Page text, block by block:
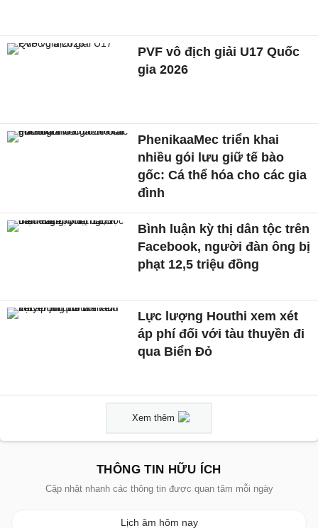
PVF vô địch giải U17 Quốc
gia 2026
PhenikaaMec triển khai
nhiều gói lưu giữ tế bào
gốc: Cá thể hóa cho các gia
đình
Bình luận kỳ thị dân tộc trên
Facebook, người đàn ông bị
phạt 12,5 triệu đồng
Lực lượng Houthi xem xét
áp phí đối với tàu thuyền đi
qua Biển Đỏ
Xem thêm
THÔNG TIN HỮU ÍCH
Cập nhật nhanh các thông tin được quan tâm mỗi ngày
Lịch âm hôm nay